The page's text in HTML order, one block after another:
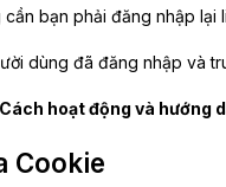
bạn phải đăng nhập lại
dùng đã đăng nhập và
hoạt động và hướng
Cookie